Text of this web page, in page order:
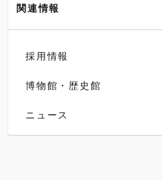
関連情報
採用情報
博物館・歴史館
ニュース